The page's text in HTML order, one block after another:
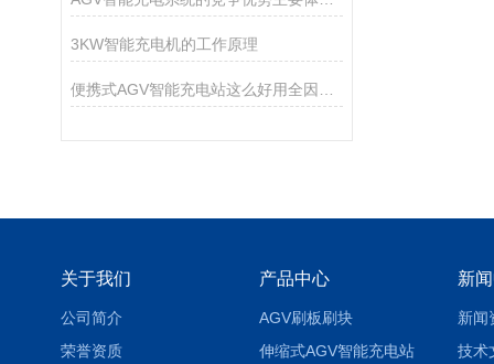
3KW智能充电机的工作原理
关于我们
公司简介
荣誉资质
产品中心
AGV刷板刷块
伸缩式AGV智能充电站
新
新闻
技术